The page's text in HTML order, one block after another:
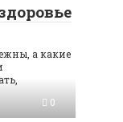
а какие
0